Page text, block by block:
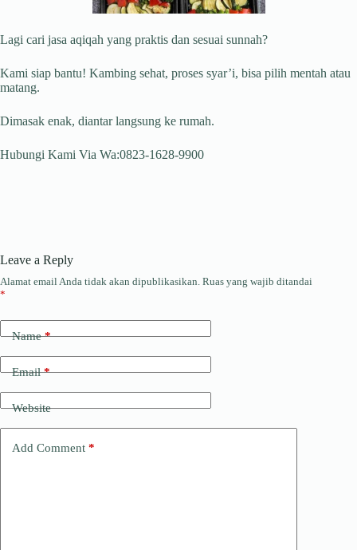
Lagi cari jasa aqiqah yang praktis dan sesuai sunnah?
Kami siap bantu! Kambing sehat, proses syar’i, bisa pilih mentah atau
matang.
Dimasak enak, diantar langsung ke rumah.
Hubungi Kami Via Wa:0823-1628-9900
Leave a Reply
Alamat email Anda tidak akan dipublikasikan. Ruas yang wajib ditandai
*
Name*
Email*
Website
Add Comment *